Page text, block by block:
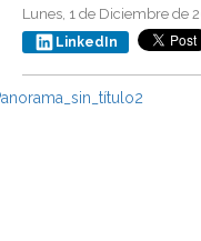
Lunes, 1 de Diciembre de
LinkedIn